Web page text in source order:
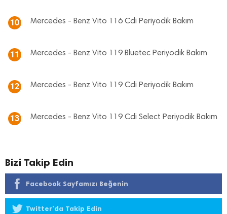
10 Mercedes - Benz Vito 116 Cdi Periyodik Bakım
11 Mercedes - Benz Vito 119 Bluetec Periyodik Bakım
12 Mercedes - Benz Vito 119 Cdi Periyodik Bakım
13 Mercedes - Benz Vito 119 Cdi Select Periyodik Bakım
Bizi Takip Edin
Facebook Sayfamızı Beğenin
Twitter'da Takip Edin